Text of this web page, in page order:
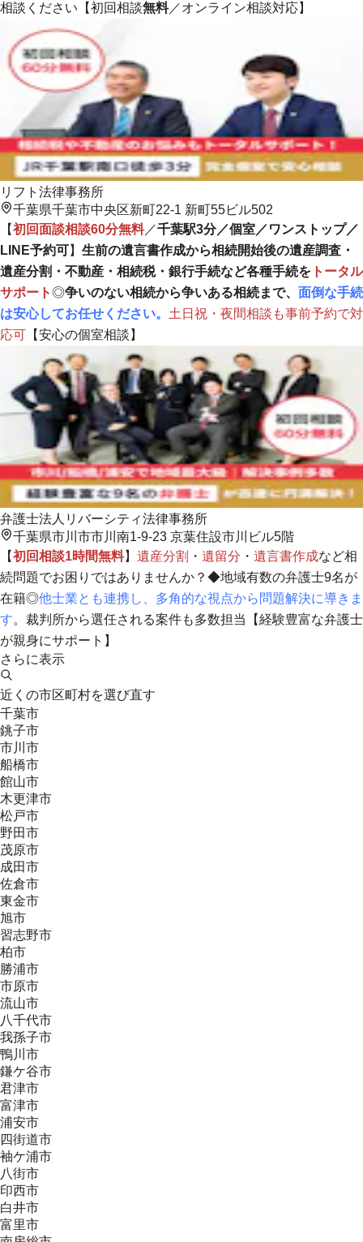
相談ください【初回相談無料／オンライン相談対応】
リフト法律事務所
千葉県千葉市中央区新町22-1 新町55ビル502
【初回面談相談60分無料／千葉駅3分／個室／ワンストップ／
LINE予約可】 生前の遺言書作成から相続開始後の遺産調査・
遺産分割・不動産・相続税・銀行手続など各種手続を トータル
サポート◎争いのない相続から争いある相続まで、 面倒な手続
は安心してお任せください。 土日祝・夜間相談も事前予約で対
応可 【安心の個室相談】
弁護士法人リバーシティ法律事務所
千葉県市川市市川南1-9-23 京葉住設市川ビル5階
【初回相談1時間無料】 遺産分割 ・ 遺留分 ・ 遺言書作成など相
続問題でお困りではありませんか？◆地域有数の弁護士9名が
在籍◎他士業とも連携し、多角的な視点から問題解決に導きま
す。裁判所から選任される案件も多数担当【経験豊富な弁護士
が親身にサポート 】
さらに表示
近くの市区町村を選び直す
千葉市
銚子市
市川市
船橋市
館山市
木更津市
松戸市
野田市
茂原市
成田市
佐倉市
東金市
旭市
習志野市
柏市
勝浦市
市原市
流山市
八千代市
我孫子市
鴨川市
鎌ケ谷市
君津市
富津市
浦安市
四街道市
袖ケ浦市
八街市
印西市
白井市
富里市